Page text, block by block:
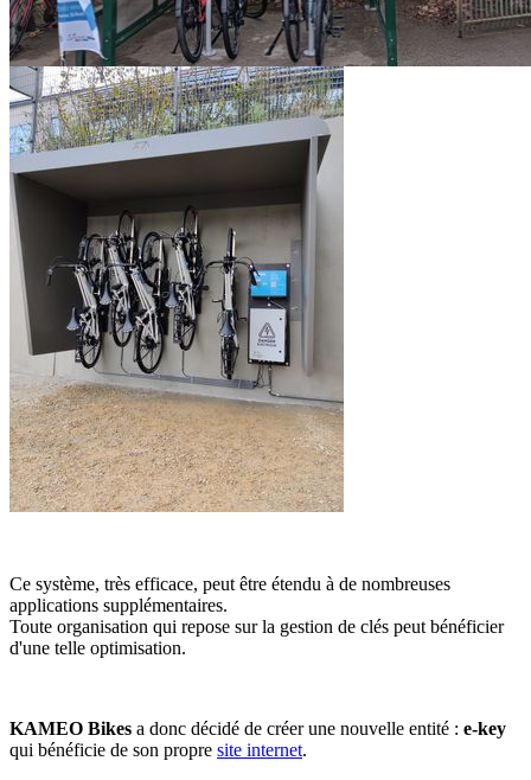
Ce système, très efficace, peut être étendu à de nombreuses
applications supplémentaires.
Toute organisation qui repose sur la gestion de clés peut bénéficier
d'une telle optimisation.
KAMEO Bikes a donc décidé de créer une nouvelle entité : e-key
qui bénéficie de son propre site internet.